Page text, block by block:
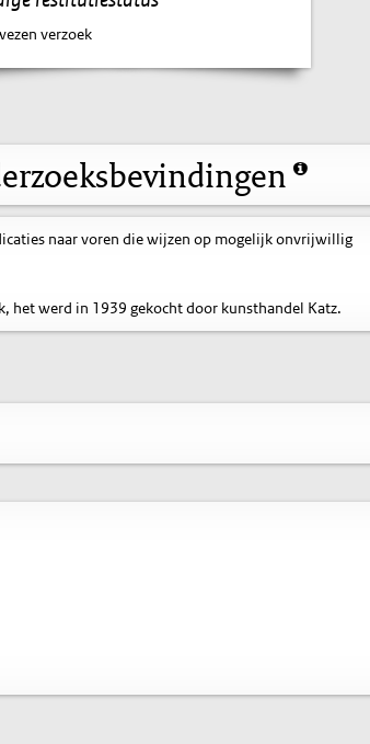
verzoek
naar voren die wijzen op mogelijk onvrijwillig
het werd in 1939 gekocht door kunsthandel Katz.